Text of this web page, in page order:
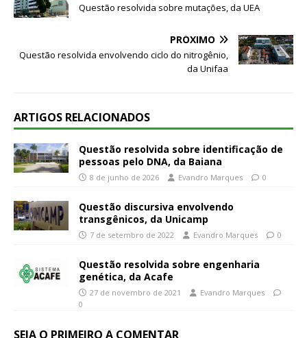
Questão resolvida sobre mutações, da UEA
PRÓXIMO
Questão resolvida envolvendo ciclo do nitrogênio,
da Unifaa
ARTIGOS RELACIONADOS
Questão resolvida sobre identificação de
pessoas pelo DNA, da Baiana
8 de junho de 2026 Evandro Marques 0
Questão discursiva envolvendo
transgênicos, da Unicamp
7 de setembro de 2022 Evandro Marques 0
Questão resolvida sobre engenharia
genética, da Acafe
27 de novembro de 2021
Evandro Marques
0
SEJA O PRIMEIRO A COMENTAR